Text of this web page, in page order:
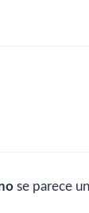
se parece un